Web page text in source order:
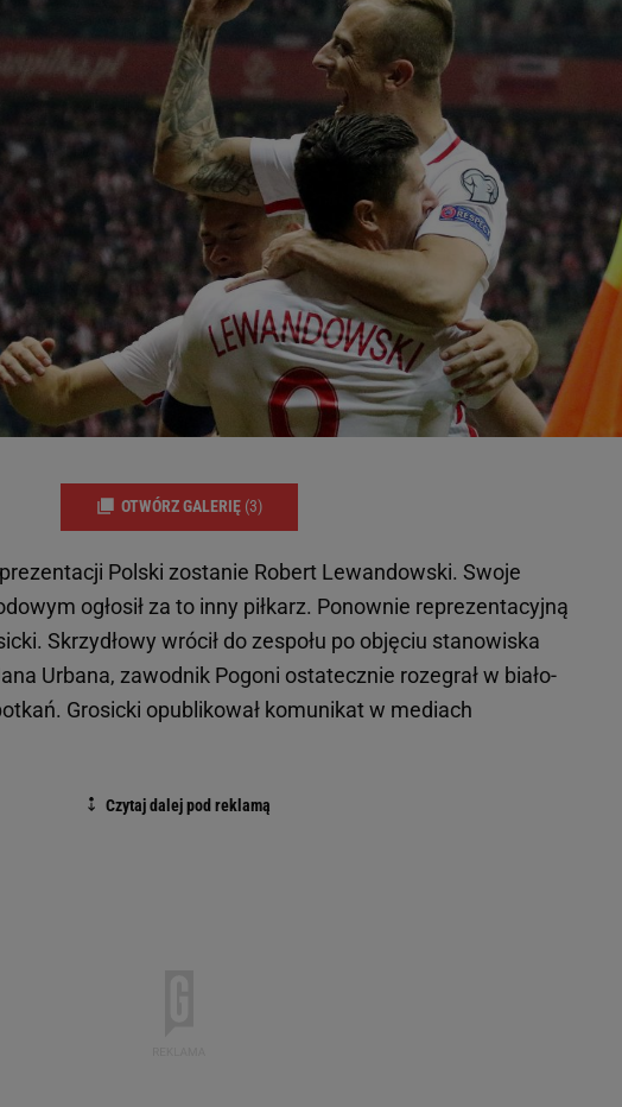
OTWÓRZ GALERIĘ (3)
Polski zostanie Robert Lewandowski. Swoje
ogłosił za to inny piłkarz. Ponownie reprezentacyjną
Skrzydłowy wrócił do zespołu po objęciu stanowiska
Urbana, zawodnik Pogoni ostatecznie rozegrał w biało-
Grosicki opublikował komunikat w mediach